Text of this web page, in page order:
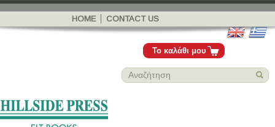
Παράκαμψη
προς το
κυρίως
περιεχόμενο
HOME CONTACT US
Το καλάθι μου